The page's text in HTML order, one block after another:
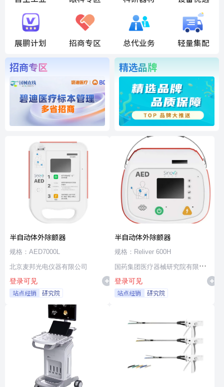
展鹏计划 招商专区 总代业务 轻量集配
招商专区 精选品牌
半自动体外除颤器
规格：AED7000L
北京麦邦光电仪器有限公司
登录可见
站点经销 研究院
半自动体外除颤器
规格：Reliver 600H
国药集团医疗器械研究院有限公
司
登录可见
站点经销 研究院